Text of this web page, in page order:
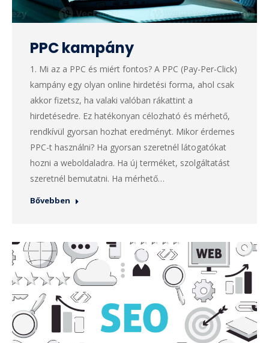
PPC kampány
1. Mi az a PPC és miért fontos? A PPC (Pay-Per-Click)
kampány egy olyan online hirdetési forma, ahol csak
akkor fizetsz, ha valaki valóban rákattint a
hirdetésedre. Ez hatékonyan célozható és mérhető,
rendkívül gyorsan hozhat eredményt. Mikor érdemes
PPC-t használni? Ha gyorsan szeretnél látogatókat
hozni a weboldaladra. Ha új terméket, szolgáltatást
szeretnél bemutatni. Ha mérhető…
Bővebben